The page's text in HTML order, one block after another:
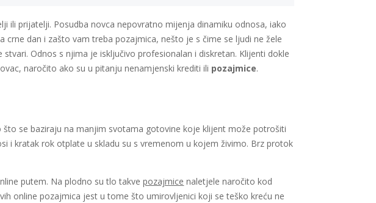
ili prijatelji. Posudba novca nepovratno mijenja dinamiku odnosa, iako
dan i zašto vam treba pozajmica, nešto je s čime se ljudi ne žele
Odnos s njima je isključivo profesionalan i diskretan. Klijenti dokle
naročito ako su u pitanju nenamjenski krediti ili pozajmice.
se baziraju na manjim svotama gotovine koje klijent može potrošiti
i kratak rok otplate u skladu su s vremenom u kojem živimo. Brz protok
putem. Na plodno su tlo takvepozajmice naletjele naročito kod
online pozajmica jest u tome što umirovljenici koji se teško kreću ne